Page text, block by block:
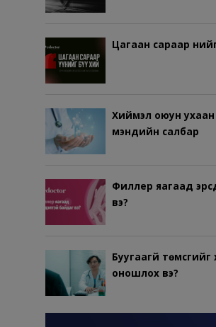
Цагаан сараар үүнийг
Хиймэл оюун ухаан
мэндийн салбар
Филлер яагаад
вэ?
Буугаагүй төмсгийг
оношлох вэ?